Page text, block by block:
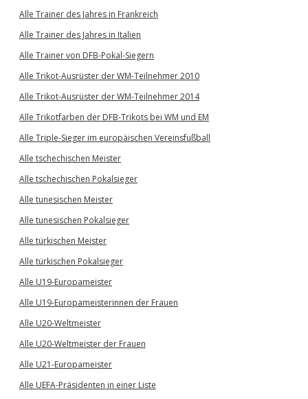
Alle Trainer des Jahres in Frankreich
Alle Trainer des Jahres in Italien
Alle Trainer von DFB-Pokal-Siegern
Alle Trikot-Ausrüster der WM-Teilnehmer 2010
Alle Trikot-Ausrüster der WM-Teilnehmer 2014
Alle Trikotfarben der DFB-Trikots bei WM und EM
Alle Triple-Sieger im europäischen Vereinsfußball
Alle tschechischen Meister
Alle tschechischen Pokalsieger
Alle tunesischen Meister
Alle tunesischen Pokalsieger
Alle türkischen Meister
Alle türkischen Pokalsieger
Alle U19-Europameister
Alle U19-Europameisterinnen der Frauen
Alle U20-Weltmeister
Alle U20-Weltmeister der Frauen
Alle U21-Europameister
Alle UEFA-Präsidenten in einer Liste